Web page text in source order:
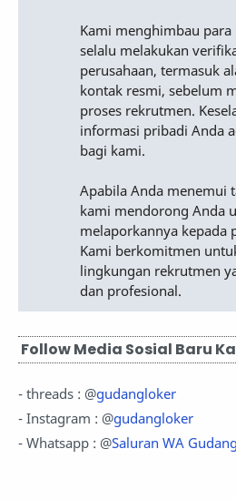
Kami menghimbau
selalu melakukan
perusahaan, termasuk
kontak resmi, sebelum
proses rekrutmen.
informasi pribadi Anda
bagi kami.
Apabila Anda menemui
kami mendorong Anda
melaporkannya kepada
Kami berkomitmen
lingkungan rekrutmen
dan profesional.
Follow Media Sosial Baru
- threads : @gudangloker
- Instagram : @gudangloker
- Whatsapp : @Saluran WA